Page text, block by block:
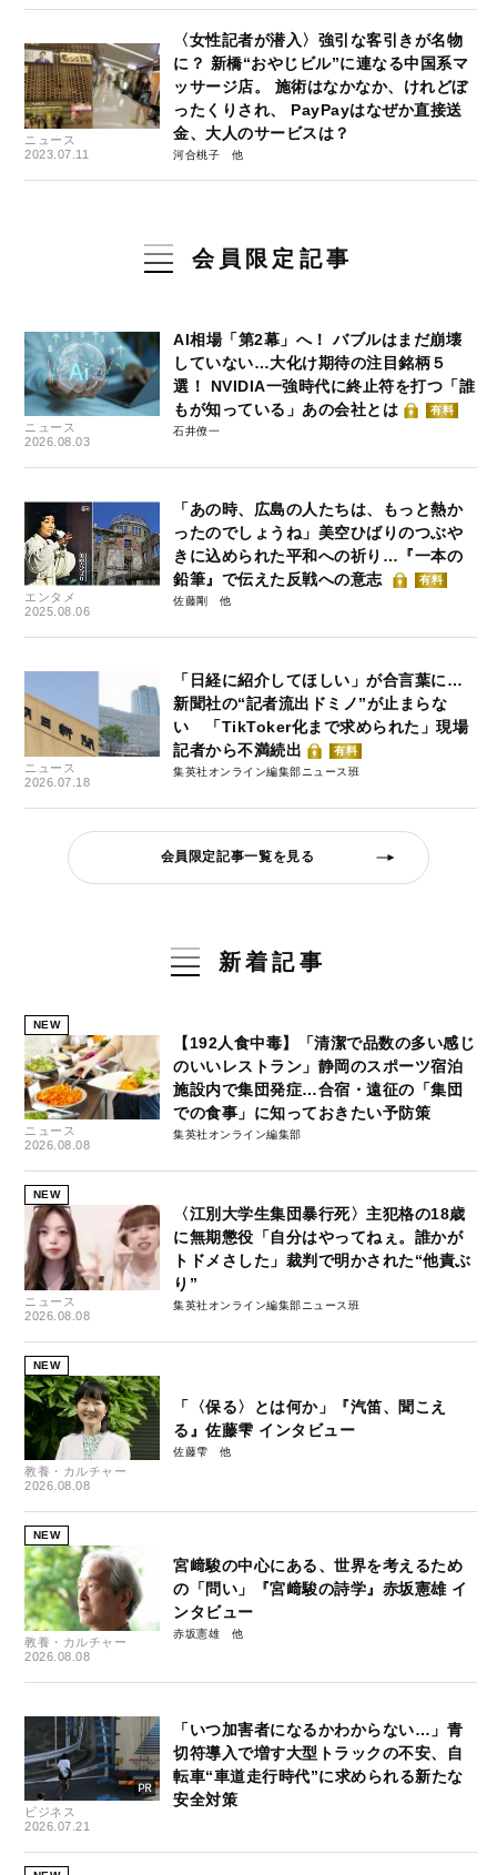
ニュース
2023.07.11
〈女性記者が潜入〉強引な客引きが名物
に？ 新橋“おやじビル”に連なる中国系マ
ッサージ店。 施術はなかなか、けれどぼ
ったくりされ、 PayPayはなぜか直接送
金、大人のサービスは？
河合桃子
会員限定記事
ニュース
2026.08.03
AI相場「第2幕」へ！ バブルはまだ崩壊
していない…大化け期待の注目銘柄５
選！ NVIDIA一強時代に終止符を打つ「誰
もが知っている」あの会社とは
有料
石井僚一
エンタメ
2025.08.06
「あの時、広島の人たちは、もっと熱か
ったのでしょうね」美空ひばりのつぶや
きに込められた平和への祈り…『一本の
鉛筆』で伝えた反戦への意志
有料
佐藤剛
ニュース
2026.07.18
「日経に紹介してほしい」が合言葉に…
新聞社の“記者流出ドミノ”が止まらな
い 「TikToker化まで求められた」現場
記者から不満続出
有料
集英社オンライン編集部ニュース班
会員限定記事一覧を見る
新着記事
NEW
ニュース
2026.08.08
【192人食中毒】「清潔で品数の多い感じ
のいいレストラン」静岡のスポーツ宿泊
施設内で集団発症…合宿・遠征の「集団
での食事」に知っておきたい予防策
集英社オンライン編集部
NEW
ニュース
2026.08.08
〈江別大学生集団暴行死〉主犯格の18歳
に無期懲役「自分はやってねぇ。誰かが
トドメさした」裁判で明かされた“他責ぶ
り”
集英社オンライン編集部ニュース班
NEW
教養・カルチャー
2026.08.08
「〈保る〉とは何か」『汽笛、聞こえ
る』佐藤雫 インタビュー
佐藤雫
NEW
教養・カルチャー
2026.08.08
宮﨑駿の中心にある、世界を考えるため
の「問い」『宮﨑駿の詩学』赤坂憲雄 イ
ンタビュー
赤坂憲雄
ビジネス
2026.07.21
「いつ加害者になるかわからない…」青
切符導入で増す大型トラックの不安、自
転車“車道走行時代”に求められる新たな
安全対策